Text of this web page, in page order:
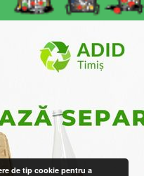
de tip cookie pentru a